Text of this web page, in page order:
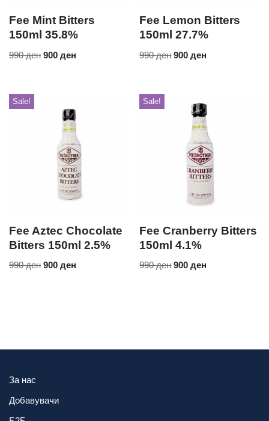
Fee Mint Bitters
150ml 35.8%
990ден 900 ден
Fee Lemon Bitters
150ml 27.7%
990ден 900ден
Sale!
Fee Aztec Chocolate
Bitters 150ml 2.5%
990ден 900 ден
Sale!
Fee Cranberry Bitters
150ml 4.1%
990ден 900ден
За нас
Добавувачи